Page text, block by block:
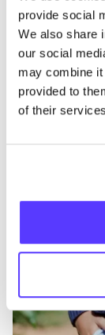
provide social
We also share
our social
may combine
provided to
of their
Autres
EKYOG
Vêtements